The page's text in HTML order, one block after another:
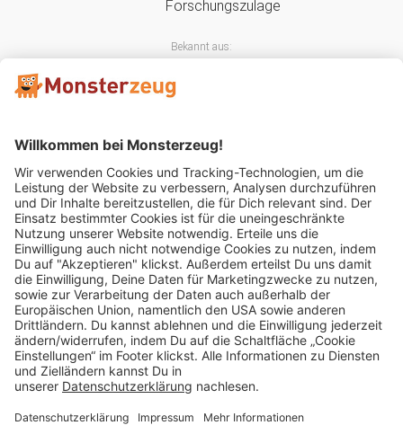
Bekannt aus:
Mitglied im:
Impressum AGB Widerrufsbelehrung